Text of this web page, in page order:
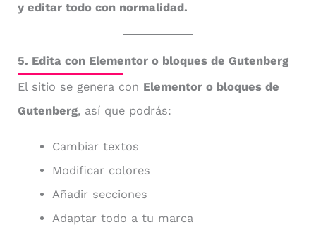
y editar todo con normalidad.
5. Edita con Elementor o bloques de Gutenberg
El sitio se genera con Elementor o bloques de
Gutenberg, así que podrás:
Cambiar textos
Modificar colores
Añadir secciones
Adaptar todo a tu marca